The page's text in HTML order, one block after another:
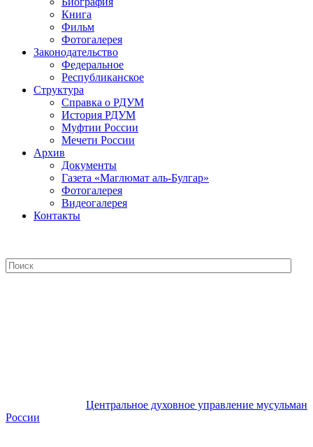
Книга
Фильм
Фотогалерея
Законодательство
Федеральное
Республиканское
Структура
Справка о РДУМ
История РДУМ
Муфтии России
Мечети России
Архив
Документы
Газета «Маглюмат аль-Булгар»
Фотогалерея
Видеогалерея
Контакты
Центральное духовное управление мусульман
России